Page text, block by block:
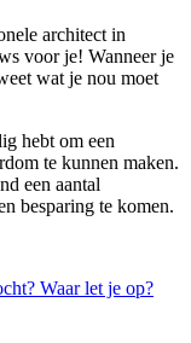
architect in
voor je! Wanneer je
wat je nou moet
hebt om een
te kunnen maken.
een aantal
besparing te komen.
Waar let je op?